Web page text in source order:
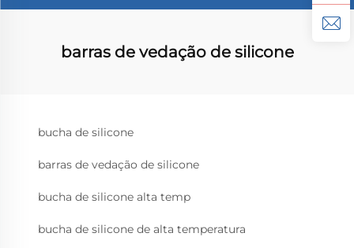
barras de vedação de silicone
bucha de silicone
barras de vedação de silicone
bucha de silicone alta temp
bucha de silicone de alta temperatura